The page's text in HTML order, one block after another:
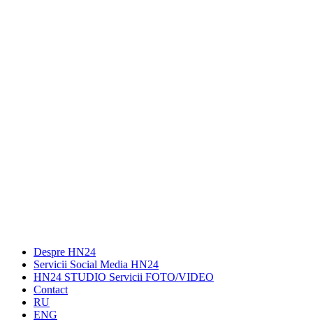
Despre HN24
Servicii Social Media HN24
HN24 STUDIO Servicii FOTO/VIDEO
Contact
RU
ENG